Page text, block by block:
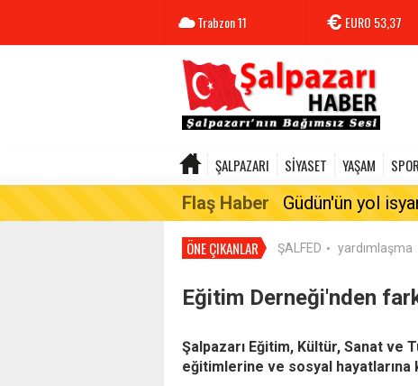
Trabzon11 EURO53,37
ŞALPAZARI SİYASET YAŞAM SPOR
Flaş Haber Güdün'ün yol
ÖNE ÇIKANLAR ŞALFED • yardımlaşma
Eğitim Derneği'nden
Şalpazarı Eğitim, Kültür, Sanat
eğitimlerine ve sosyal hayatlarına